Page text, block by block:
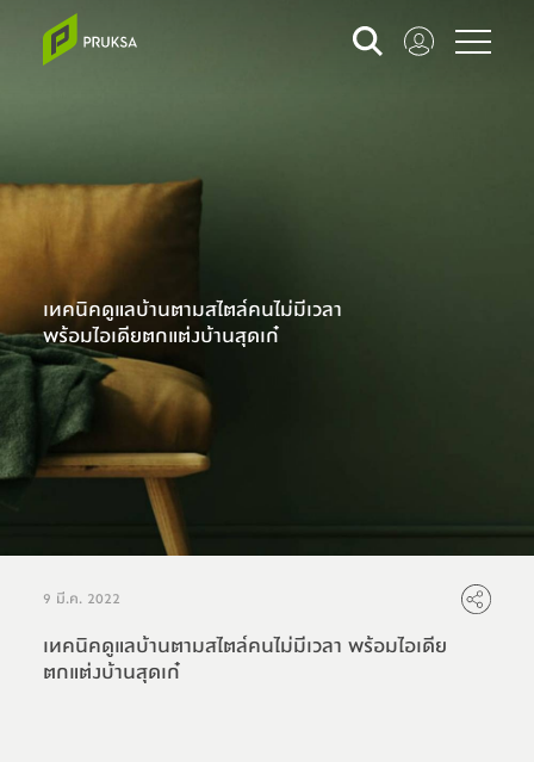
เทคนิคดูแลบ้านตามสไตล์คนไม่มีเวลา
พร้อมไอเดียตกแต่งบ้านสุดเก๋
9 มี.ค. 2022
เทคนิคดูแลบ้านตามสไตล์คนไม่มีเวลา พร้อมไอเดีย
ตกแต่งบ้านสุดเก๋